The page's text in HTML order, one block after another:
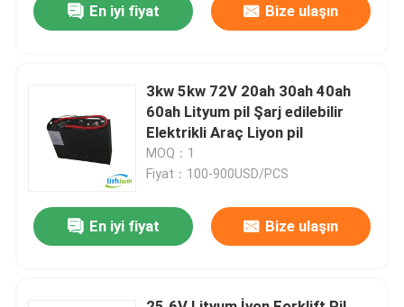
Kalite kontrol
forklift lityum pil
Elektrikli Forklift Lityum İyon Pil
48 Volt Lityum İyon Forklift Pil
Transpalet Aküsü
En iyi fiyat Bize ulaşın
3kw 5kw 72V 20ah 30ah 40ah
60ah Lityum pil Şarj edilebilir
Elektrikli Araç Liyon pil
MOQ：1
Fiyat：100-900USD/PCS
En iyi fiyat Bize ulaşın